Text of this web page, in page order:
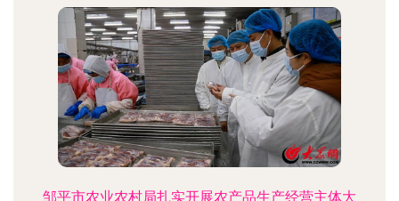
邹平市农业农村局扎实开展农产品生产经营主体大